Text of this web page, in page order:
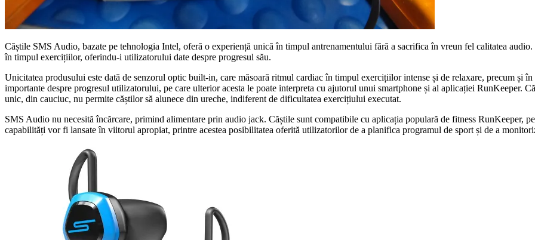
Căștile SMS Audio, bazate pe tehnologia Intel, oferă o experiență unică în timpul antrenamentului fără a sacrifica în vreun fel calitatea
în timpul exercițiilor, oferindu-i utilizatorului date despre progresul său.
Unicitatea produsului este dată de senzorul optic built-in, care măsoară ritmul cardiac în timpul exercițiilor intense și de relaxare, precum și
importante despre progresul utilizatorului, pe care ulterior acesta le poate interpreta cu ajutorul unui smartphone și al aplicației RunKeeper.
unic, din cauciuc, nu permite căștilor să alunece din ureche, indiferent de dificultatea exercițiului executat.
SMS Audio nu necesită încărcare, primind alimentare prin audio jack. Căștile sunt compatibile cu aplicația populară de fitness RunKeeper,
capabilități vor fi lansate în viitorul apropiat, printre acestea posibilitatea oferită utilizatorilor de a planifica programul de sport și de a